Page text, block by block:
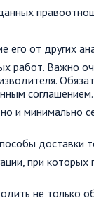
от других
работ. Важно
соглашением.
и минимально
доставки
при которых
не только